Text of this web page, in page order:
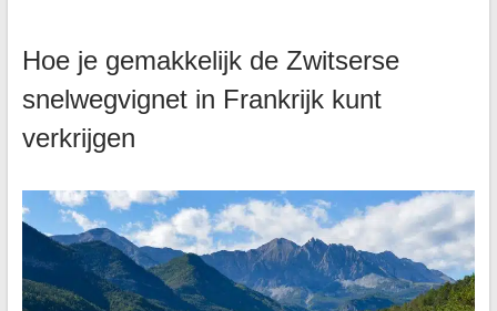
Hoe je gemakkelijk de Zwitserse
snelwegvignet in Frankrijk kunt
verkrijgen